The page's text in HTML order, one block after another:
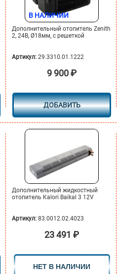
В НАЛИЧИИ
Дополнительный отопитель Zenith
2, 24В, Ø18мм, с решеткой
Артикул: 29.3310.01.1222
9 900₽
ДОБАВИТЬ
Дополнительный жидкостный
отопитель Kalori Baikal 3 12V
Артикул: 83.0012.02.4023
23 491 ₽
НЕТ В НАЛИЧИИ